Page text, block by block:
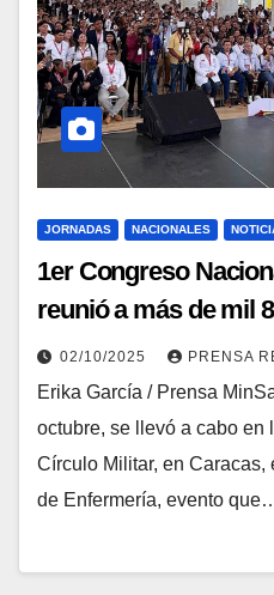
JORNADAS NACIONALES
1er Congreso
reunió a más de mil
durante acto
02/10/2025 PRENSA
Erika García / Prensa
octubre, se llevó a cabo en
Círculo Militar, en Caracas,
de Enfermería, evento